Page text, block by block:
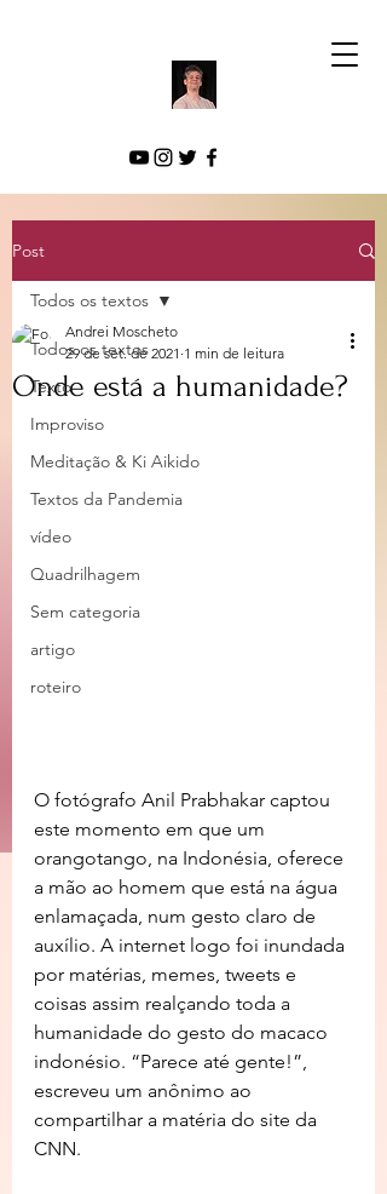
Post
Todos os textos
Texto
Improviso
Meditação & Ki Aikido
Textos da Pandemia
vídeo
Quadrilhagem
Sem categoria
artigo
roteiro
Todos os textos
Onde está a humanidade?
Andrei Moscheto
29 de set. de 2021 1 min de leitura
O fotógrafo Anil Prabhakar captou
este momento em que um
orangotango, na Indonésia, oferece
a mão ao homem que está na água
enlamaçada, num gesto claro de
auxílio. A internet logo foi inundada
por matérias, memes, tweets e
coisas assim realçando toda a
humanidade do gesto do macaco
indonésio. “Parece até gente!”,
escreveu um anônimo ao
compartilhar a matéria do site da
CNN.